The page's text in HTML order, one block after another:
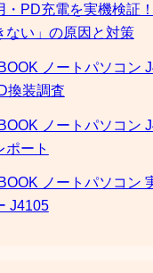
・PD充電を実機検証
ない」の原因と対策
ノートパソコン
換装調査
ノートパソコン
ポート
ノートパソコン
J4105